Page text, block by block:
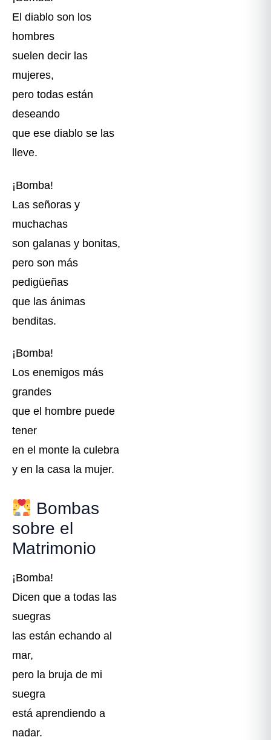
El diablo son los
hombres
suelen decir las
mujeres,
pero todas están
deseando
que ese diablo se las
lleve.
¡Bomba!
Las señoras y
muchachas
son galanas y bonitas,
pero son más
pedigüeñas
que las ánimas
benditas.
¡Bomba!
Los enemigos más
grandes
que el hombre puede
tener
en el monte la culebra
y en la casa la mujer.
Bombas
sobre el
Matrimonio
¡Bomba!
Dicen que a todas las
suegras
las están echando al
mar,
pero la bruja de mi
suegra
está aprendiendo a
nadar.